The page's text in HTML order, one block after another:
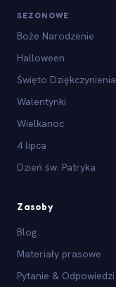
SEZONOWE
Boże Narodzenie
Halloween
Święto Dziękczynienia
Walentynki
Wielkanoc
4 lipca
Dzień św. Patryka
Zasoby
Blog
Materiały prasowe
Pytanie & Odpowiedzi